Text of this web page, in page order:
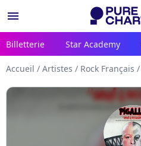
menu
Billetterie Star Academy
Accueil / Artistes / Rock Français /